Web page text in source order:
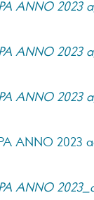
ANNO 2023
ANNO 2023
ANNO 2023
ANNO 2023
ANNO